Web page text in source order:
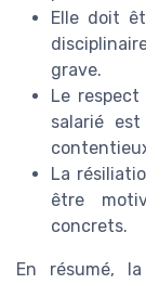
Elle doit
grave.
Le
salarié
La
être
concrets.
En résumé,